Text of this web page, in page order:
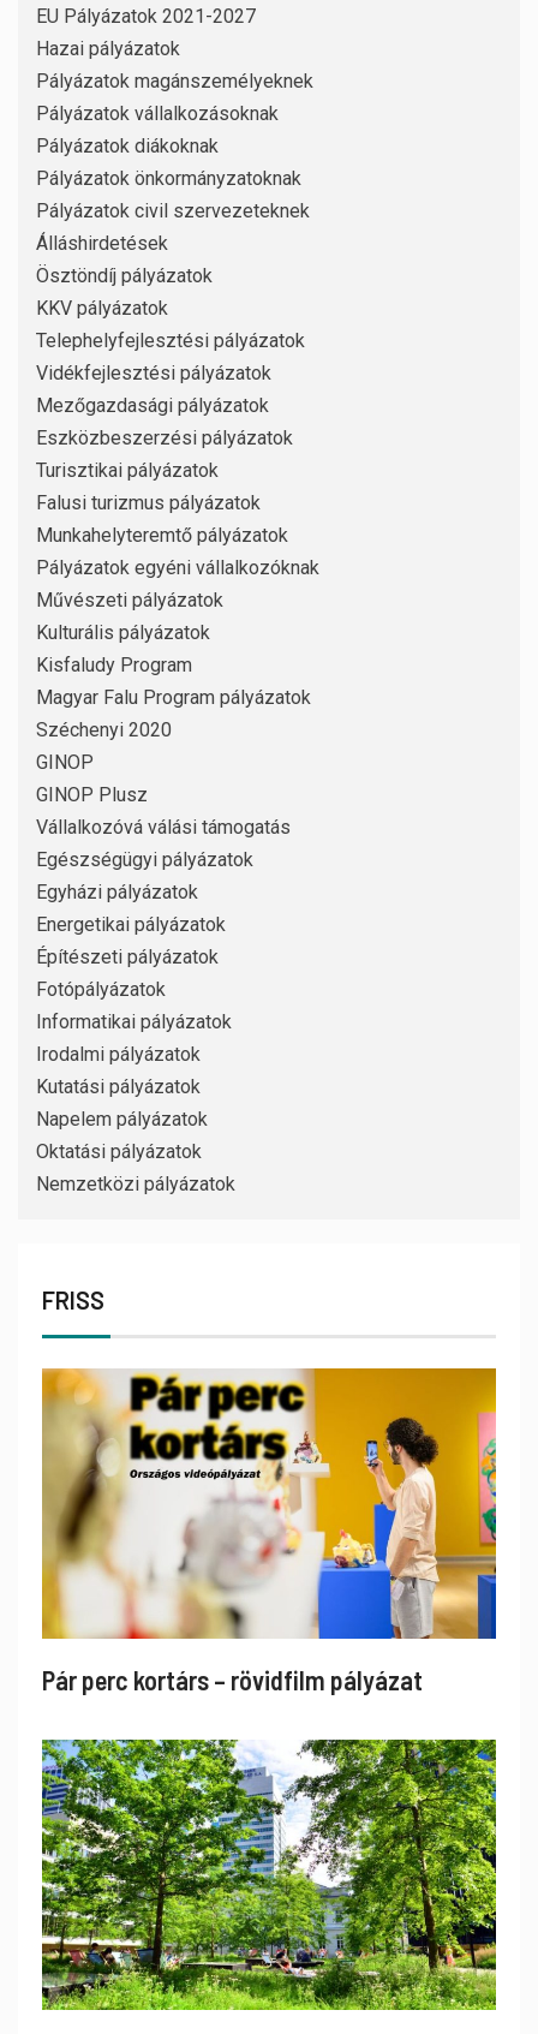
EU Pályázatok 2021-2027
Hazai pályázatok
Pályázatok magánszemélyeknek
Pályázatok vállalkozásoknak
Pályázatok diákoknak
Pályázatok önkormányzatoknak
Pályázatok civil szervezeteknek
Álláshirdetések
Ösztöndíj pályázatok
KKV pályázatok
Telephelyfejlesztési pályázatok
Vidékfejlesztési pályázatok
Mezőgazdasági pályázatok
Eszközbeszerzési pályázatok
Turisztikai pályázatok
Falusi turizmus pályázatok
Munkahelyteremtő pályázatok
Pályázatok egyéni vállalkozóknak
Művészeti pályázatok
Kulturális pályázatok
Kisfaludy Program
Magyar Falu Program pályázatok
Széchenyi 2020
GINOP
GINOP Plusz
Vállalkozóvá válási támogatás
Egészségügyi pályázatok
Egyházi pályázatok
Energetikai pályázatok
Építészeti pályázatok
Fotópályázatok
Informatikai pályázatok
Irodalmi pályázatok
Kutatási pályázatok
Napelem pályázatok
Oktatási pályázatok
Nemzetközi pályázatok
FRISS
Pár perc kortárs – rövidfilm pályázat